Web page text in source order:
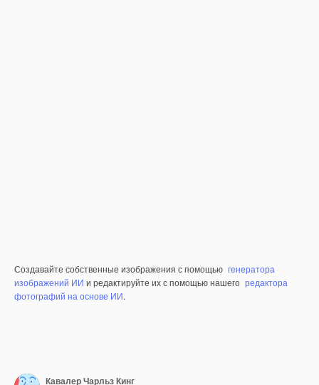
Создавайте собственные изображения с помощью генератора
изображений ИИ и редактируйте их с помощью нашего редактора
фотографий на основе ИИ.
Кавалер Чарльз Кинг